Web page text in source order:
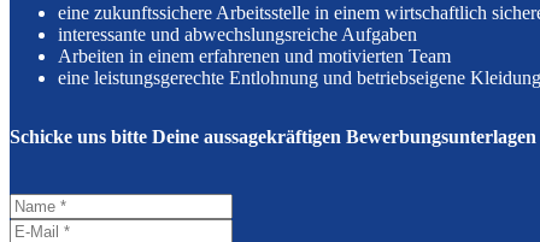
eine zukunftssichere Arbeitsstelle in einem wirtschaftlich
interessante und abwechslungsreiche Aufgaben
Arbeiten in einem erfahrenen und motivierten Team
eine leistungsgerechte Entlohnung und betriebseigene Kleidung
Schicke uns bitte Deine aussagekräftigen